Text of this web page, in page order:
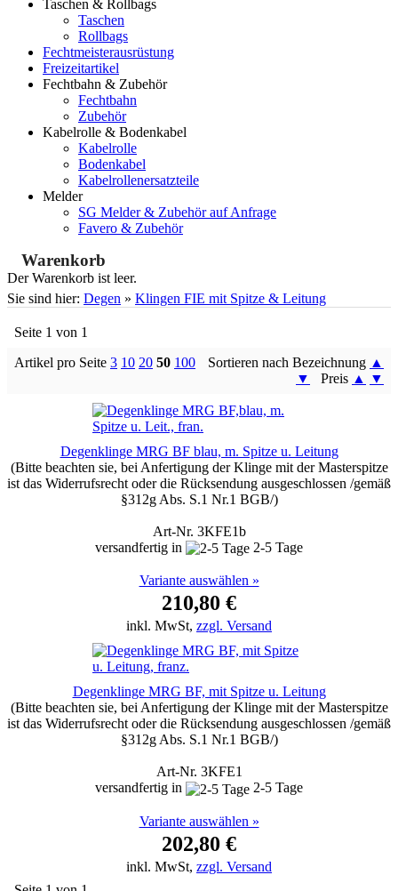
Taschen & Rollbags
Taschen
Rollbags
Fechtmeisterausrüstung
Freizeitartikel
Fechtbahn & Zubehör
Fechtbahn
Zubehör
Kabelrolle & Bodenkabel
Kabelrolle
Bodenkabel
Kabelrollenersatzteile
Melder
SG Melder & Zubehör auf Anfrage
Favero & Zubehör
Warenkorb
Der Warenkorb ist leer.
Sie sind hier: Degen » Klingen FIE mit Spitze & Leitung
Seite 1 von 1
Artikel pro Seite 3 10 20 50 100 Sortieren nach Bezeichnung ▲
▼
Preis ▲ ▼
Degenklinge MRG BF blau, m. Spitze u. Leitung
(Bitte beachten sie, bei Anfertigung der Klinge mit der Masterspitze
ist das Widerrufsrecht oder die Rücksendung ausgeschlossen /gemäß
§312g Abs. S.1 Nr.1 BGB/)
Art-Nr. 3KFE1b
versandfertig in
2-5 Tage
Variante auswählen »
210,80 €
inkl. MwSt, zzgl. Versand
Degenklinge MRG BF, mit Spitze u. Leitung
(Bitte beachten sie, bei Anfertigung der Klinge mit der Masterspitze
ist das Widerrufsrecht oder die Rücksendung ausgeschlossen /gemäß
§312g Abs. S.1 Nr.1 BGB/)
Art-Nr. 3KFE1
versandfertig in
2-5 Tage
Variante auswählen »
202,80 €
inkl. MwSt, zzgl. Versand